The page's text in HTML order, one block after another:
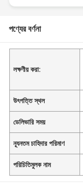
পণ্যের বর্ণনা
লক্ষণীয় করা:
উৎপত্তি স্থল
ডেলিভারি সময়
ন্যূনতম চাহিদার পরিমাণ
পরিচিতিমুলক নাম